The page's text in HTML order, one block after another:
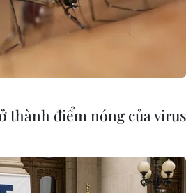
Bộ ít khốc liệt hơn trong
thành điểm nóng của virus